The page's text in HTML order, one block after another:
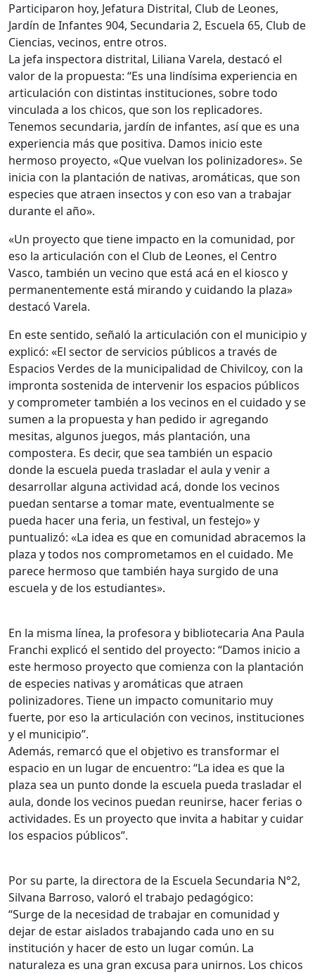
Participaron hoy, Jefatura Distrital, Club de Leones,
Jardín de Infantes 904, Secundaria 2, Escuela 65, Club de
Ciencias, vecinos, entre otros.
La jefa inspectora distrital, Liliana Varela, destacó el
valor de la propuesta: “Es una lindísima experiencia en
articulación con distintas instituciones, sobre todo
vinculada a los chicos, que son los replicadores.
Tenemos secundaria, jardín de infantes, así que es una
experiencia más que positiva. Damos inicio este
hermoso proyecto, «Que vuelvan los polinizadores». Se
inicia con la plantación de nativas, aromáticas, que son
especies que atraen insectos y con eso van a trabajar
durante el año».
«Un proyecto que tiene impacto en la comunidad, por
eso la articulación con el Club de Leones, el Centro
Vasco, también un vecino que está acá en el kiosco y
permanentemente está mirando y cuidando la plaza»
destacó Varela.
En este sentido, señaló la articulación con el municipio y
explicó: «El sector de servicios públicos a través de
Espacios Verdes de la municipalidad de Chivilcoy, con la
impronta sostenida de intervenir los espacios públicos
y comprometer también a los vecinos en el cuidado y se
sumen a la propuesta y han pedido ir agregando
mesitas, algunos juegos, más plantación, una
compostera. Es decir, que sea también un espacio
donde la escuela pueda trasladar el aula y venir a
desarrollar alguna actividad acá, donde los vecinos
puedan sentarse a tomar mate, eventualmente se
pueda hacer una feria, un festival, un festejo» y
puntualizó: «La idea es que en comunidad abracemos la
plaza y todos nos comprometamos en el cuidado. Me
parece hermoso que también haya surgido de una
escuela y de los estudiantes».
En la misma línea, la profesora y bibliotecaria Ana Paula
Franchi explicó el sentido del proyecto: “Damos inicio a
este hermoso proyecto que comienza con la plantación
de especies nativas y aromáticas que atraen
polinizadores. Tiene un impacto comunitario muy
fuerte, por eso la articulación con vecinos, instituciones
y el municipio”.
Además, remarcó que el objetivo es transformar el
espacio en un lugar de encuentro: “La idea es que la
plaza sea un punto donde la escuela pueda trasladar el
aula, donde los vecinos puedan reunirse, hacer ferias o
actividades. Es un proyecto que invita a habitar y cuidar
los espacios públicos”.
Por su parte, la directora de la Escuela Secundaria N°2,
Silvana Barroso, valoró el trabajo pedagógico:
“Surge de la necesidad de trabajar en comunidad y
dejar de estar aislados trabajando cada uno en su
institución y hacer de esto un lugar común. La
naturaleza es una gran excusa para unirnos. Los chicos